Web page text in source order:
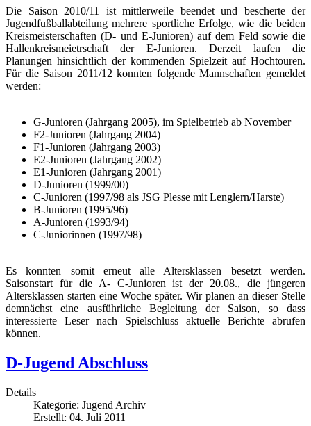
Die Saison 2010/11 ist mittlerweile beendet und bescherte der
Jugendfußballabteilung mehrere sportliche Erfolge, wie die beiden
Kreismeisterschaften (D- und E-Junioren) auf dem Feld sowie die
Hallenkreismeietrschaft der E-Junioren. Derzeit laufen die
Planungen hinsichtlich der kommenden Spielzeit auf Hochtouren.
Für die Saison 2011/12 konnten folgende Mannschaften gemeldet
werden:
G-Junioren (Jahrgang 2005), im Spielbetrieb ab November
F2-Junioren (Jahrgang 2004)
F1-Junioren (Jahrgang 2003)
E2-Junioren (Jahrgang 2002)
E1-Junioren (Jahrgang 2001)
D-Junioren (1999/00)
C-Junioren (1997/98 als JSG Plesse mit Lenglern/Harste)
B-Junioren (1995/96)
A-Junioren (1993/94)
C-Juniorinnen (1997/98)
Es konnten somit erneut alle Altersklassen besetzt werden.
Saisonstart für die A- C-Junioren ist der 20.08., die jüngeren
Altersklassen starten eine Woche später. Wir planen an dieser Stelle
demnächst eine ausführliche Begleitung der Saison, so dass
interessierte Leser nach Spielschluss aktuelle Berichte abrufen
können.
D-Jugend Abschluss
Details
Kategorie: Jugend Archiv
Erstellt: 04. Juli 2011